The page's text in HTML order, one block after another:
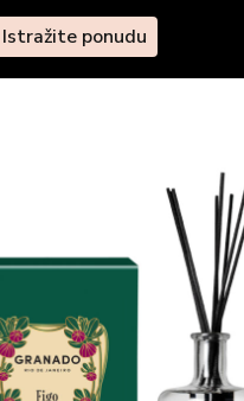
Istražite ponudu